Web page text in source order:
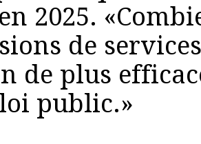
2025.
de
de plus
public.»